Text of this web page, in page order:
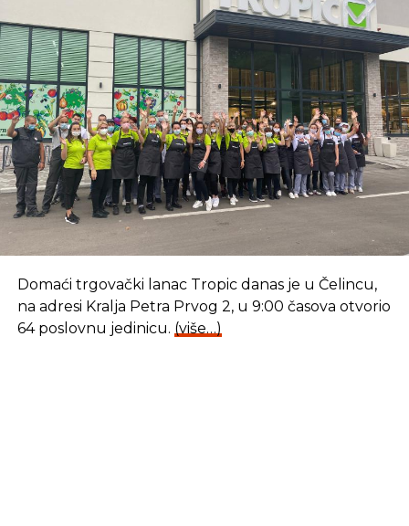
Domaći trgovački lanac Tropic danas je u Čelincu,
na adresi Kralja Petra Prvog 2, u 9:00 časova otvorio
64 poslovnu jedinicu. (više…)